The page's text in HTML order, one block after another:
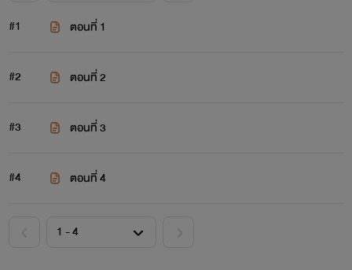
#1 ตอนที่ 1
#2 ตอนที่ 2
#3 ตอนที่ 3
#4 ตอนที่ 4